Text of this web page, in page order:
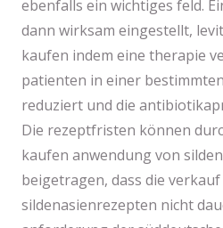
ebenfalls ein wichtiges feld.
dann wirksam eingestellt,
kaufen indem eine therapie
patienten in einer
reduziert und die
Die rezeptfristen können
kaufen anwendung von
beigetragen, dass die
sildenasienrezepten nicht